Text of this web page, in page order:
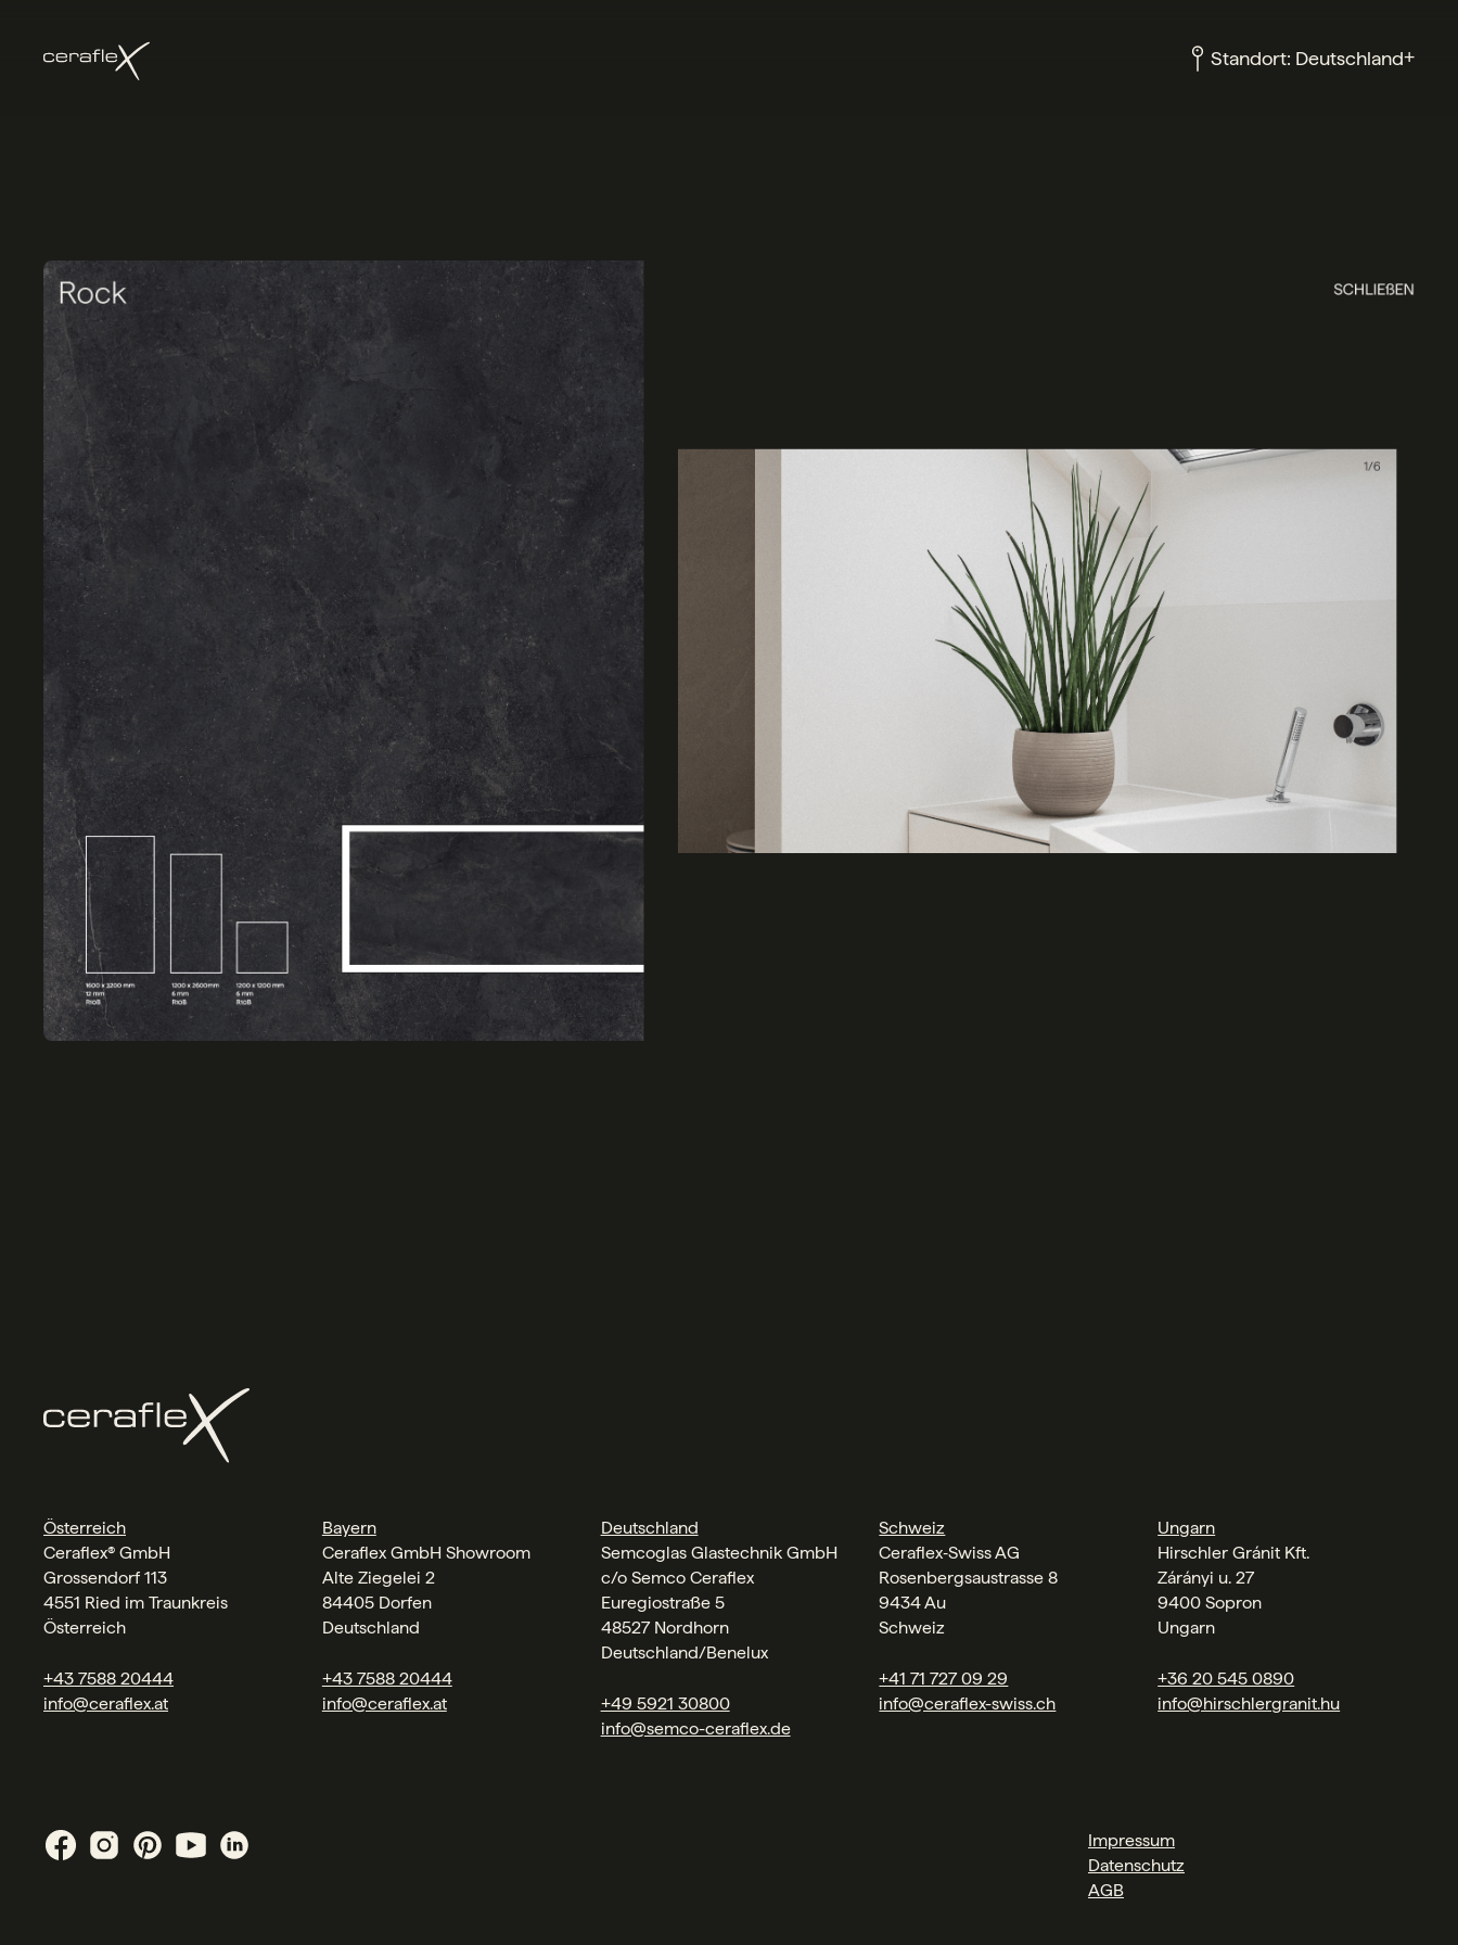
Standort: Deutschland+
Österreich
Ceraflex® GmbH
Grossendorf 113
4551 Ried im Traunkreis
Österreich
+43 7588 20444
info@ceraflex.at
Bayern
Ceraflex GmbH Showroom
Alte Ziegelei 2
84405 Dorfen
Deutschland
+43 7588 20444
info@ceraflex.at
Deutschland
Semcoglas Glastechnik GmbH
c/o Semco Ceraflex
Euregiostraße 5
48527 Nordhorn
Deutschland/Benelux
+49 5921 30800
info@semco-ceraflex.de
Schweiz
Ceraflex‑Swiss AG
Rosenbergsaustrasse 8
9434 Au
Schweiz
+41 71 727 09 29
info@ceraflex-swiss.ch
Ungarn
Hirschler Gránit Kft.
Zárányi u. 27
9400 Sopron
Ungarn
+36 20 545 0890
info@hirschlergranit.hu
Impressum
Datenschutz
AGB